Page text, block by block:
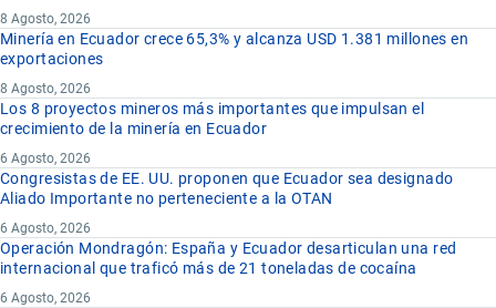
8 Agosto, 2026
Minería en Ecuador crece 65,3% y alcanza USD 1.381 millones en
exportaciones
8 Agosto, 2026
Los 8 proyectos mineros más importantes que impulsan el
crecimiento de la minería en Ecuador
6 Agosto, 2026
Congresistas de EE. UU. proponen que Ecuador sea designado
Aliado Importante no perteneciente a la OTAN
6 Agosto, 2026
Operación Mondragón: España y Ecuador desarticulan una red
internacional que traficó más de 21 toneladas de cocaína
6 Agosto, 2026